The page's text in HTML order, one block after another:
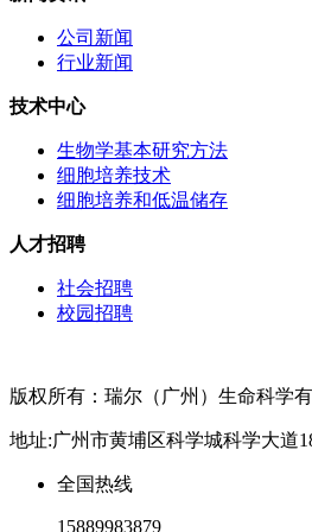
公司新闻
行业新闻
技术中心
生物学基本研究方法
细胞培养技术
细胞培养和低温储存
人才招聘
社会招聘
校园招聘
版权所有：瑞尔（广州）生命科学有
地址:广州市黄埔区科学城科学大道
全国热线
15889983879